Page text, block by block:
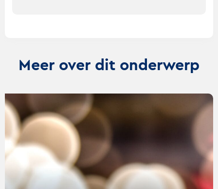
Meer over dit onderwerp
Lees
verder
webcare: